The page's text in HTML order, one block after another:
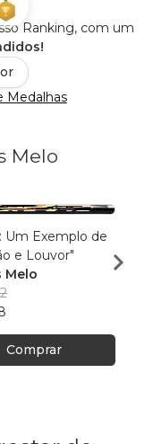
Ranking, com um
Medalhas
Melo
Um Exemplo de
e Louvor"
Melo
Comprar